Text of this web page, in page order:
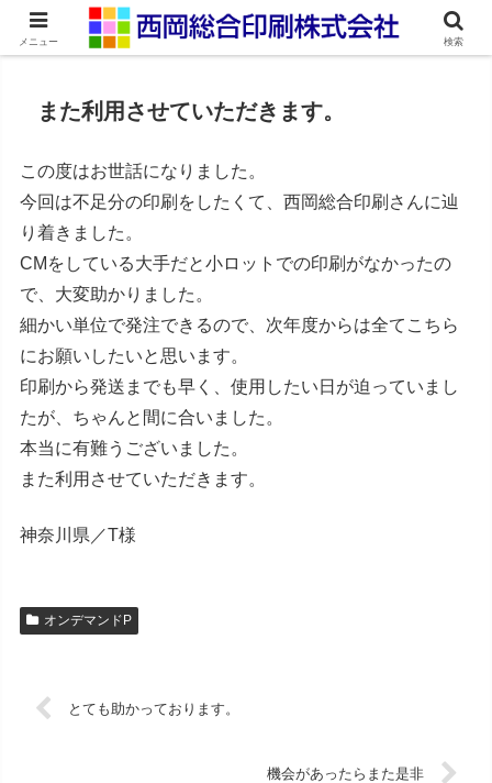
ネット印刷通販・オンデマンド印刷
また利用させていただきます。
この度はお世話になりました。
今回は不足分の印刷をしたくて、西岡総合印刷さんに辿
り着きました。
CMをしている大手だと小ロットでの印刷がなかったの
で、大変助かりました。
細かい単位で発注できるので、次年度からは全てこちら
にお願いしたいと思います。
印刷から発送までも早く、使用したい日が迫っていまし
たが、ちゃんと間に合いました。
本当に有難うございました。
また利用させていただきます。
神奈川県／T様
オンデマンドP
とても助かっております。
機会があったらまた是非
メニュー 検索